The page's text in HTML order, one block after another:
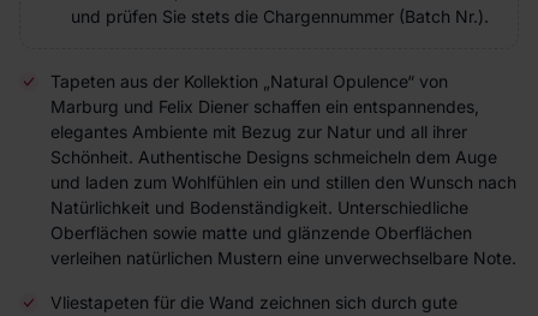
und prüfen Sie stets die Chargennummer (Batch Nr.).
Tapeten aus der Kollektion „Natural Opulence“ von
Marburg und Felix Diener schaffen ein entspannendes,
elegantes Ambiente mit Bezug zur Natur und all ihrer
Schönheit. Authentische Designs schmeicheln dem Auge
und laden zum Wohlfühlen ein und stillen den Wunsch nach
Natürlichkeit und Bodenständigkeit. Unterschiedliche
Oberflächen sowie matte und glänzende Oberflächen
verleihen natürlichen Mustern eine unverwechselbare Note.
Vliestapeten für die Wand zeichnen sich durch gute